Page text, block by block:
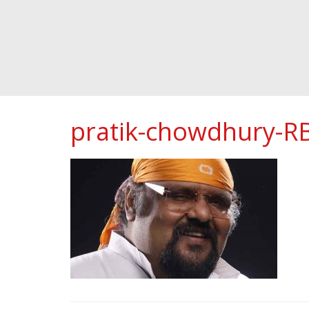
pratik-chowdhury-